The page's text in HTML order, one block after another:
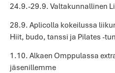
24.9.-29.9. Valtakunnallinen
28.9. Aplicolla kokeilussa
Hiit, budo, tanssi ja Pilates -
1.10. Alkaen Omppulassa
jäsenillemme